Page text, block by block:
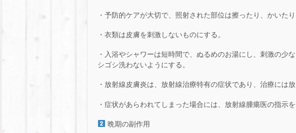
・予防的ケアが大切で、照射された部位は擦ったり、かいたり
・衣類は皮膚を刺激しないものにする。
・入浴やシャワーは短時間で、ぬるめのお湯にし、刺激の少
シゴシ洗わないようにする。
・放射線皮膚炎は、放射線治療特有の症状であり、治療には
・症状があらわれてしまった場合には、放射線腫瘍医の指示を
晩期の副作用